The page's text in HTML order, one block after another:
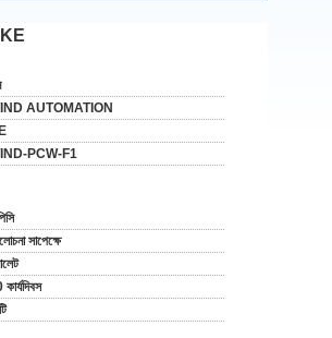
AUTOMATION
PCW-F1
সাপেক্ষে